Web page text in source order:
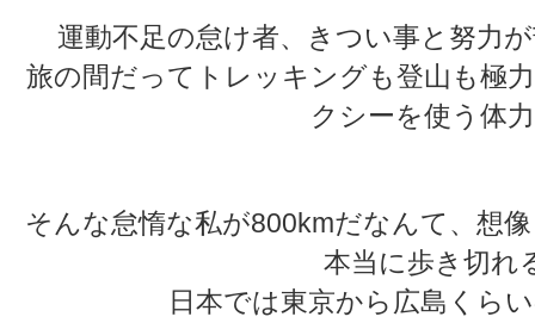
運動不足の怠け者、きつい事と努力
旅の間だってトレッキングも登山も極
クシーを使う体
そんな怠惰な私が800kmだなんて、想
本当に歩き切れ
日本では東京から広島くら